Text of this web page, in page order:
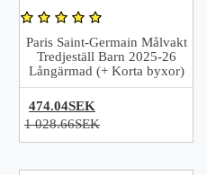
Paris Saint-Germain Målvakt
Tredjeställ Barn 2025-26
Långärmad (+ Korta byxor)
474.04SEK
1 028.66SEK